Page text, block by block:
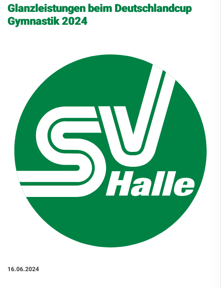
Glanzleistungen beim Deutschlandcup
Gymnastik 2024
16.06.2024